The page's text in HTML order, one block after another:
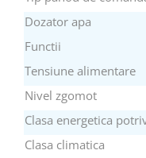
Dozator apa
Functii
Tensiune alimentare
Nivel zgomot
Clasa energetica
Clasa climatica